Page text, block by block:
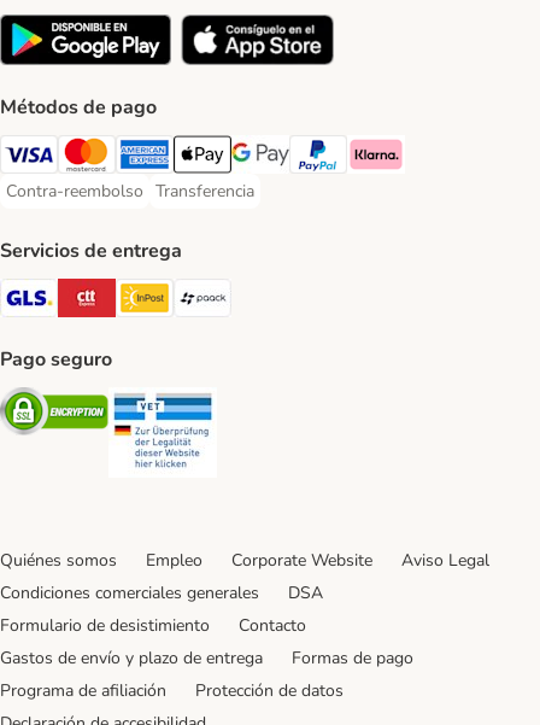
Métodos de pago
Visa Payment Method
Mastercard Payment Method
American Express Payment Method
Apple Pay Payment Method
Google Pay Payment Method
PayPal Payment Method
Klarna Payment Method
Contra-reembolso
Contra-reembolso Payment Method
Transferencia
Transferencia Payment Method
Servicios de entrega
GLS Shipping Method
CTTExpress Shipping Method
InPost Shipping Method
paack Shipping Method
Pago seguro
Security
Quiénes somos Empleo Corporate Website
Aviso Legal
Condiciones comerciales generales
DSA
Formulario de desistimiento
Contacto
Gastos de envío y plazo de entrega
Formas de pago
Programa de afiliación
Protección de datos